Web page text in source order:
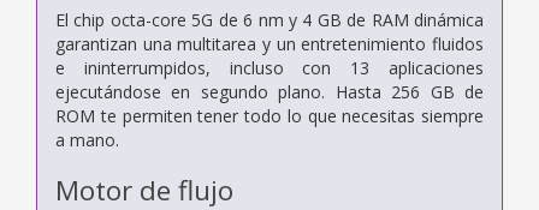
El chip octa-core 5G de 6 nm y 4 GB de RAM dinámica
garantizan una multitarea y un entretenimiento fluidos
e ininterrumpidos, incluso con 13 aplicaciones
ejecutándose en segundo plano. Hasta 256 GB de
ROM te permiten tener todo lo que necesitas siempre
a mano.
Motor de flujo